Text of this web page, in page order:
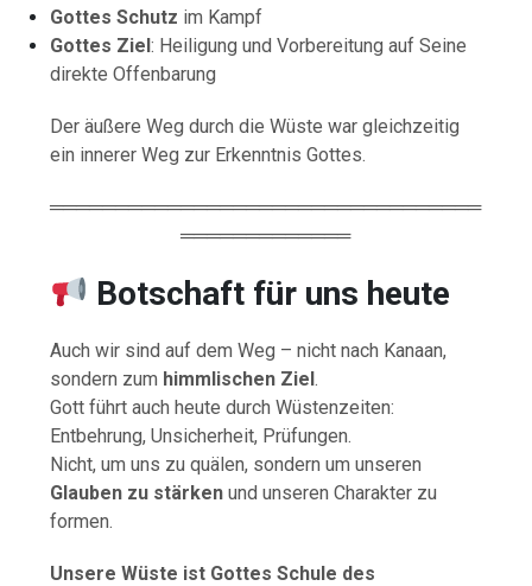
Gottes Schutz im Kampf
Gottes Ziel: Heiligung und Vorbereitung auf Seine
direkte Offenbarung
Der äußere Weg durch die Wüste war gleichzeitig
ein innerer Weg zur Erkenntnis Gottes.
═════════════════════════════════
═════════════
Botschaft für uns heute
Auch wir sind auf dem Weg – nicht nach Kanaan,
sondern zum himmlischen Ziel.
Gott führt auch heute durch Wüstenzeiten:
Entbehrung, Unsicherheit, Prüfungen.
Nicht, um uns zu quälen, sondern um unseren
Glauben zu stärken und unseren Charakter zu
formen.
Unsere Wüste ist Gottes Schule des